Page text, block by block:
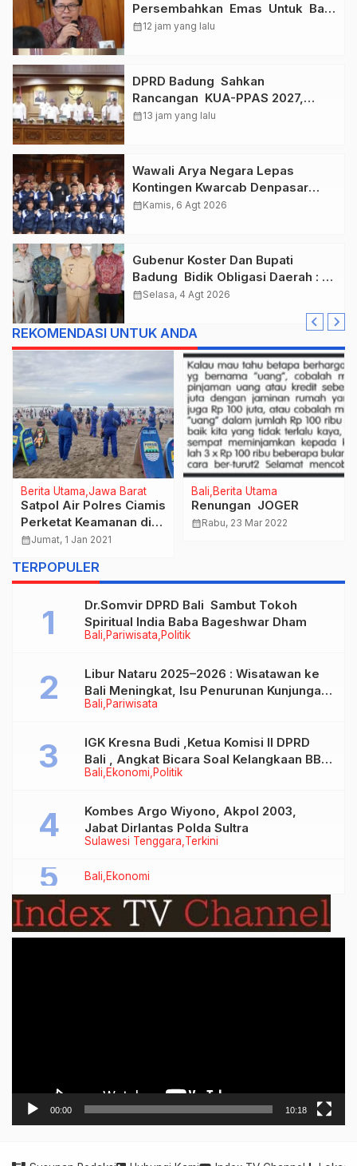
Persembahkan Emas Untuk Bali
, Taklukkan Jawa Tengah Di
calendar_month12 jam yang lalu
DPRD Badung Sahkan
Rancangan KUA-PPAS 2027,
Anggaran Tembus Lebih Dari
calendar_month13 jam yang lalu
Wawali Arya Negara Lepas
Kontingen Kwarcab Denpasar
Menuju Jambore Nasional XII
calendar_monthKamis, 6 Agt 2026
Gubenur Koster Dan Bupati
Badung Bidik Obligasi Daerah :
Gaspol Bangun Infrastruktur
calendar_monthSelasa, 4 Agt 2026
REKOMENDASI UNTUK ANDA
Berita Utama Jawa Barat
Satpol Air Polres Ciamis
Perketat Keamanan di
Obyek Wisata
calendar_monthJumat, 1 Jan 2021
Bali Berita Utama
Renungan JOGER
calendar_monthRabu, 23 Mar 2022
TERPOPULER
Bali Pariwisata Politik
Dr.Somvir DPRD Bali Sambut Tokoh
Spiritual India Baba Bageshwar Dham
Bali Pariwisata
Libur Nataru 2025–2026 : Wisatawan ke
Bali Meningkat, Isu Penurunan Kunjungan
Tidak Benar
Bali Ekonomi Politik
IGK Kresna Budi ,Ketua Komisi II DPRD
Bali , Angkat Bicara Soal Kelangkaan BBM
Bersubsidi Jenis Solar
Sulawesi Tenggara Terkini
Kombes Argo Wiyono, Akpol 2003,
Jabat Dirlantas Polda Sultra
Bali Ekonomi
00:00 10:18